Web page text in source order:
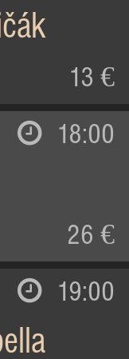
13 €
18:00
26 €
19:00